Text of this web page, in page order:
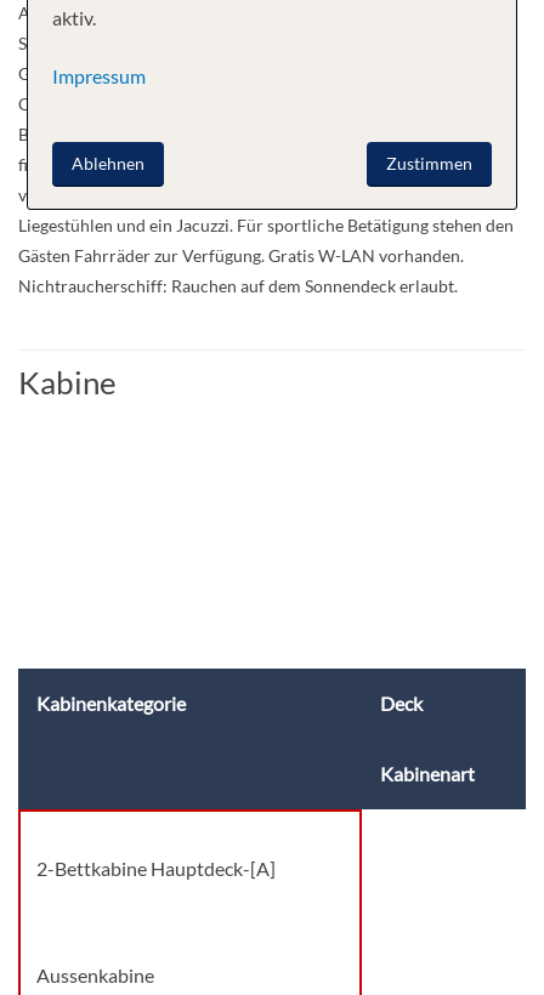
Abendessen sind an den Platz servierte 3-Gang-Menüs mit lokalen
Spezialitäten und französischer Küche. Während der Reise sind die
Getränke inkl. gutem Hauswein und Bar-Getränke (Ausnahme
Champagner und Weine aus der speziellen Weinkarte) inbegriffen.
Bordausstattung Auf dem innen vollständig klimatisierten Schiff
finden Sie einen hübschen Speisesaal und einen Salon mit Bar. Im
vorderen Teil des Schiffes ist das grosszügige Sonnendeck mit
Liegestühlen und ein Jacuzzi. Für sportliche Betätigung stehen den
Gästen Fahrräder zur Verfügung. Gratis W-LAN vorhanden.
Nichtraucherschiff: Rauchen auf dem Sonnendeck erlaubt.
Kabine
Kabinenkategorie Deck
Kabinenart
2-Bettkabine Hauptdeck-[A]
Aussenkabine
aktiv.
Impressum
Zustimmen
Ablehnen